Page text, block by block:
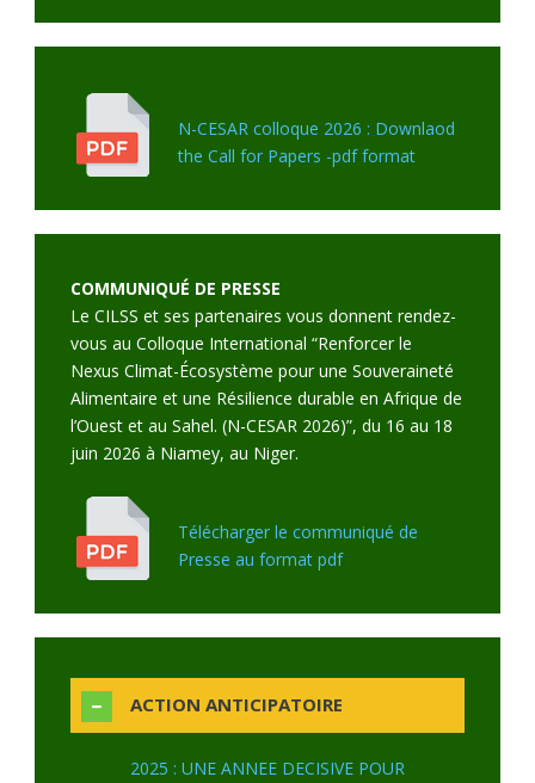
N-CESAR colloque 2026 : Downlaod
the Call for Papers -pdf format
COMMUNIQUÉ DE PRESSE
Le CILSS et ses partenaires vous donnent rendez-
vous au Colloque International “Renforcer le
Nexus Climat-Écosystème pour une Souveraineté
Alimentaire et une Résilience durable en Afrique de
l’Ouest et au Sahel. (N-CESAR 2026)”, du 16 au 18
juin 2026 à Niamey, au Niger.
Télécharger le communiqué de
Presse au format pdf
ACTION ANTICIPATOIRE
2025 : UNE ANNEE DECISIVE POUR